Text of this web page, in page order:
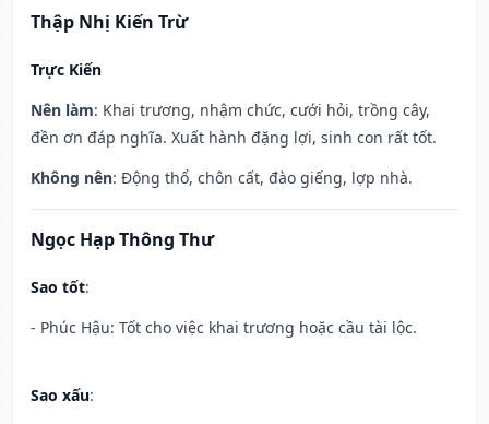
Thập Nhị Kiến Trừ
Trực Kiến
Nên làm: Khai trương, nhậm chức, cưới hỏi, trồng cây,
đền ơn đáp nghĩa. Xuất hành đặng lợi, sinh con rất tốt.
Không nên: Động thổ, chôn cất, đào giếng, lợp nhà.
Ngọc Hạp Thông Thư
Sao tốt:
- Phúc Hậu: Tốt cho việc khai trương hoặc cầu tài lộc.
Sao xấu: